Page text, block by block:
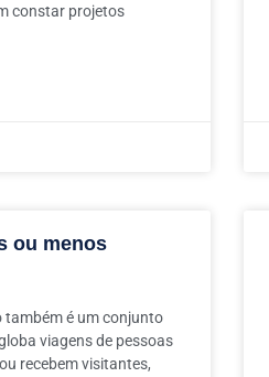
constar projetos
ou menos
é um conjunto
viagens de pessoas
recebem visitantes,